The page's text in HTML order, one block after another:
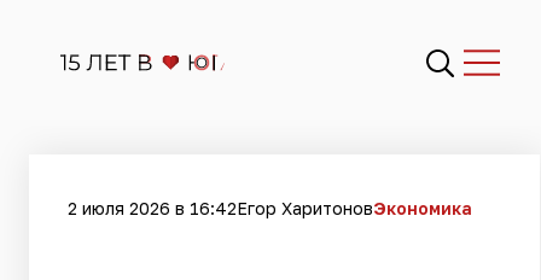
2 июля 2026 в 16:42Егор ХаритоновЭкономика